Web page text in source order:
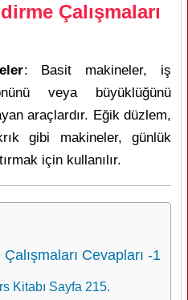
Çalışmaları
: Basit makineler, iş
veya büyüklüğünü
araçlardır. Eğik düzlem,
gibi makineler, günlük
için kullanılır.
Cevapları -1
Kitabı Sayfa 215.